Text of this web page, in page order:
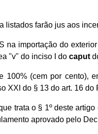
listados farão jus aos
na importação do
"v" do inciso I do caput
100% (cem por cento),
XXI do § 13 do art. 16
trata o § 1º deste
aprovado pelo